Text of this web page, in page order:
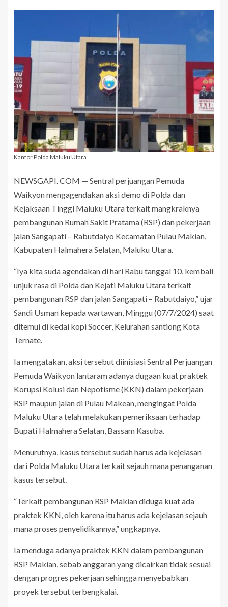
Kantor Polda Maluku Utara
NEWSGAPI. COM — Sentral perjuangan Pemuda
Waikyon mengagendakan aksi demo di Polda dan
Kejaksaan Tinggi Maluku Utara terkait mangkraknya
pembangunan Rumah Sakit Pratama (RSP) dan pekerjaan
jalan Sangapati – Rabutdaiyo Kecamatan Pulau Makian,
Kabupaten Halmahera Selatan, Maluku Utara.
“Iya kita suda agendakan di hari Rabu tanggal 10, kembali
unjuk rasa di Polda dan Kejati Maluku Utara terkait
pembangunan RSP dan jalan Sangapati – Rabutdaiyo,” ujar
Sandi Usman kepada wartawan, Minggu (07/7/2024) saat
ditemui di kedai kopi Soccer, Kelurahan santiong Kota
Ternate.
Ia mengatakan, aksi tersebut diinisiasi Sentral Perjuangan
Pemuda Waikyon lantaram adanya dugaan kuat praktek
Korupsi Kolusi dan Nepotisme (KKN) dalam pekerjaan
RSP maupun jalan di Pulau Makean, mengingat Polda
Maluku Utara telah melakukan pemeriksaan terhadap
Bupati Halmahera Selatan, Bassam Kasuba.
Menurutnya, kasus tersebut sudah harus ada kejelasan
dari Polda Maluku Utara terkait sejauh mana penanganan
kasus tersebut.
“Terkait pembangunan RSP Makian diduga kuat ada
praktek KKN, oleh karena itu harus ada kejelasan sejauh
mana proses penyelidikannya,” ungkapnya.
Ia menduga adanya praktek KKN dalam pembangunan
RSP Makian, sebab anggaran yang dicairkan tidak sesuai
dengan progres pekerjaan sehingga menyebabkan
proyek tersebut terbengkalai.